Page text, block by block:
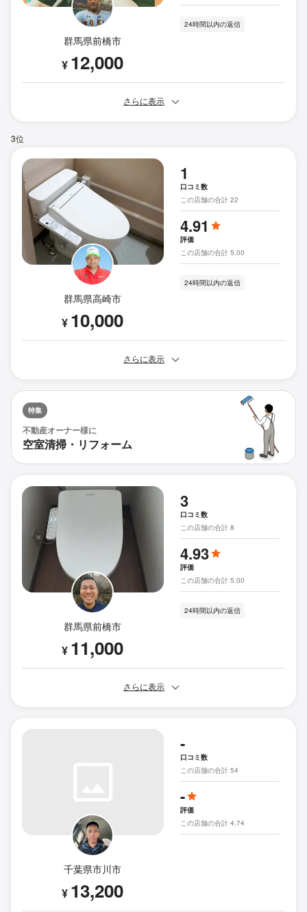
群馬県前橋市
¥ 12,000
24時間以内の返信
さらに表示
3位
群馬県高崎市
¥ 10,000
1
口コミ数
この店舗の合計 22
4.91
評価
この店舗の合計 5.00
24時間以内の返信
さらに表示
特集
不動産オーナー様に
空室清掃・リフォーム
群馬県前橋市
¥ 11,000
3
口コミ数
この店舗の合計 8
4.93
評価
この店舗の合計 5.00
24時間以内の返信
さらに表示
千葉県市川市
¥ 13,200
-
口コミ数
この店舗の合計 54
-
評価
この店舗の合計 4.74